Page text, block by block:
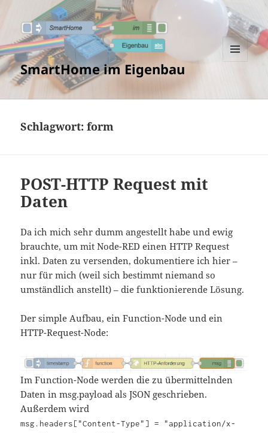
SmartHome im Eigenbau
Schlagwort:form
POST-HTTP Request mit
Daten
Da ich mich sehr dumm angestellt habe und ewig
brauchte, um mit Node-RED einen HTTP Request
inkl. Daten zu versenden, dokumentiere ich hier –
nur für mich (weil sich bestimmt niemand so
umständlich anstellt) – die funktionierende Lösung.
Der simple Aufbau, ein Function-Node und ein
HTTP-Request-Node:
Im Function-Node werden die zu übermittelnden
Daten in msg.payload als JSON geschrieben.
Außerdem wird
msg.headers["Content-Type"] = "application/x-